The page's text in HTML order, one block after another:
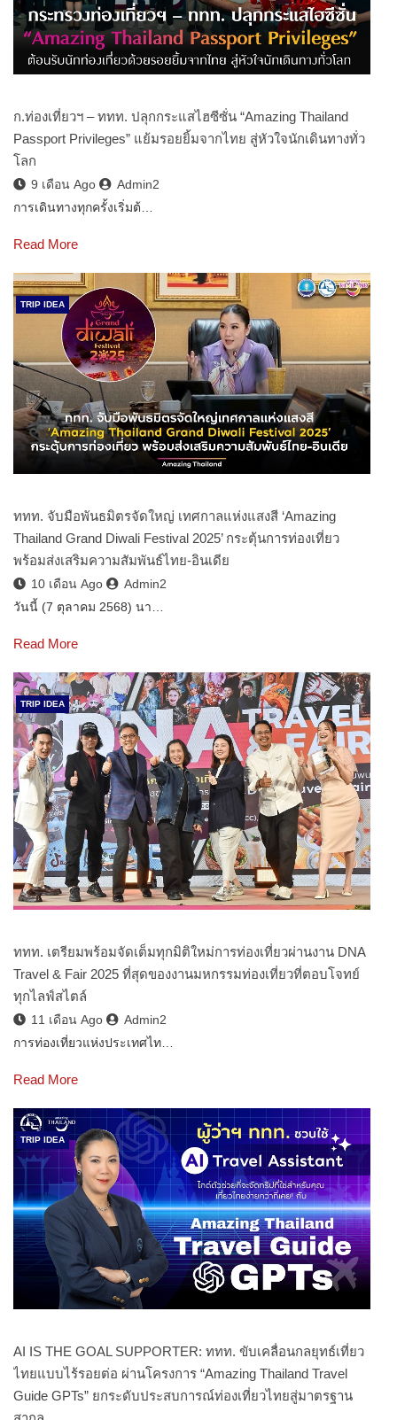
ก.ท่องเที่ยวฯ – ททท. ปลุกกระแสไฮซีซั่น “Amazing Thailand
Passport Privileges” แย้มรอยยิ้มจากไทย สู่หัวใจนักเดินทางทั่ว
โลก
9 เดือน Ago
Admin2
การเดินทางทุกครั้งเริ่มต้…
Read More
TRIP IDEA
ททท. จับมือพันธมิตรจัดใหญ่ เทศกาลแห่งแสงสี ‘Amazing
Thailand Grand Diwali Festival 2025’ กระตุ้นการท่องเที่ยว
พร้อมส่งเสริมความสัมพันธ์ไทย-อินเดีย
10 เดือน Ago
Admin2
วันนี้ (7 ตุลาคม 2568) นา…
Read More
TRIP IDEA
ททท. เตรียมพร้อมจัดเต็มทุกมิติใหม่การท่องเที่ยวผ่านงาน DNA
Travel & Fair 2025 ที่สุดของงานมหกรรมท่องเที่ยวที่ตอบโจทย์
ทุกไลฟ์สไตล์
11 เดือน Ago
Admin2
การท่องเที่ยวแห่งประเทศไท…
Read More
TRIP IDEA
AI IS THE GOAL SUPPORTER: ททท. ขับเคลื่อนกลยุทธ์เที่ยว
ไทยแบบไร้รอยต่อ ผ่านโครงการ “Amazing Thailand Travel
Guide GPTs” ยกระดับประสบการณ์ท่องเที่ยวไทยสู่มาตรฐาน